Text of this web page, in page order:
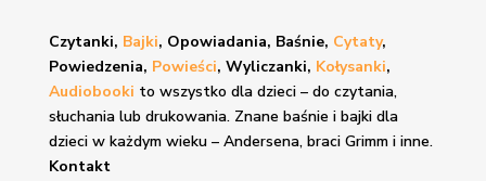
Czytanki, Bajki, Opowiadania, Baśnie, Cytaty,
Powiedzenia, Powieści, Wyliczanki, Kołysanki,
Audiobooki to wszystko dla dzieci – do czytania,
słuchania lub drukowania. Znane baśnie i bajkidla
dzieci w każdym wieku – Andersena, braci Grimm i inne.
Kontakt